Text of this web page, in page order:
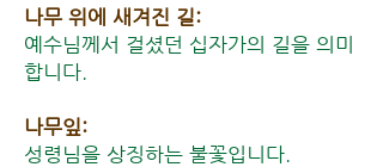
나무 위에 새겨진 길:
예수님께서 걸셨던 십자가의 길을 의미
합니다.
나무잎:
성령님을 상징하는 불꽃입니다.